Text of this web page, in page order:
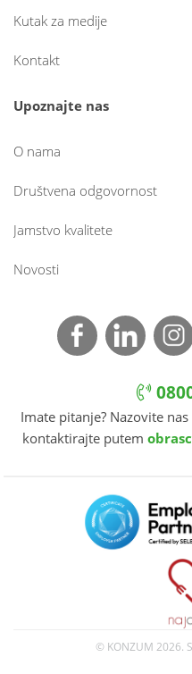
Kutak za medije
Kontakt
Upoznajte nas
O nama
Društvena odgovornost
Jamstvo kvalitete
Novosti
Imate pitanje? Nazovite
kontaktirajte putem
© KONZUM 2026.